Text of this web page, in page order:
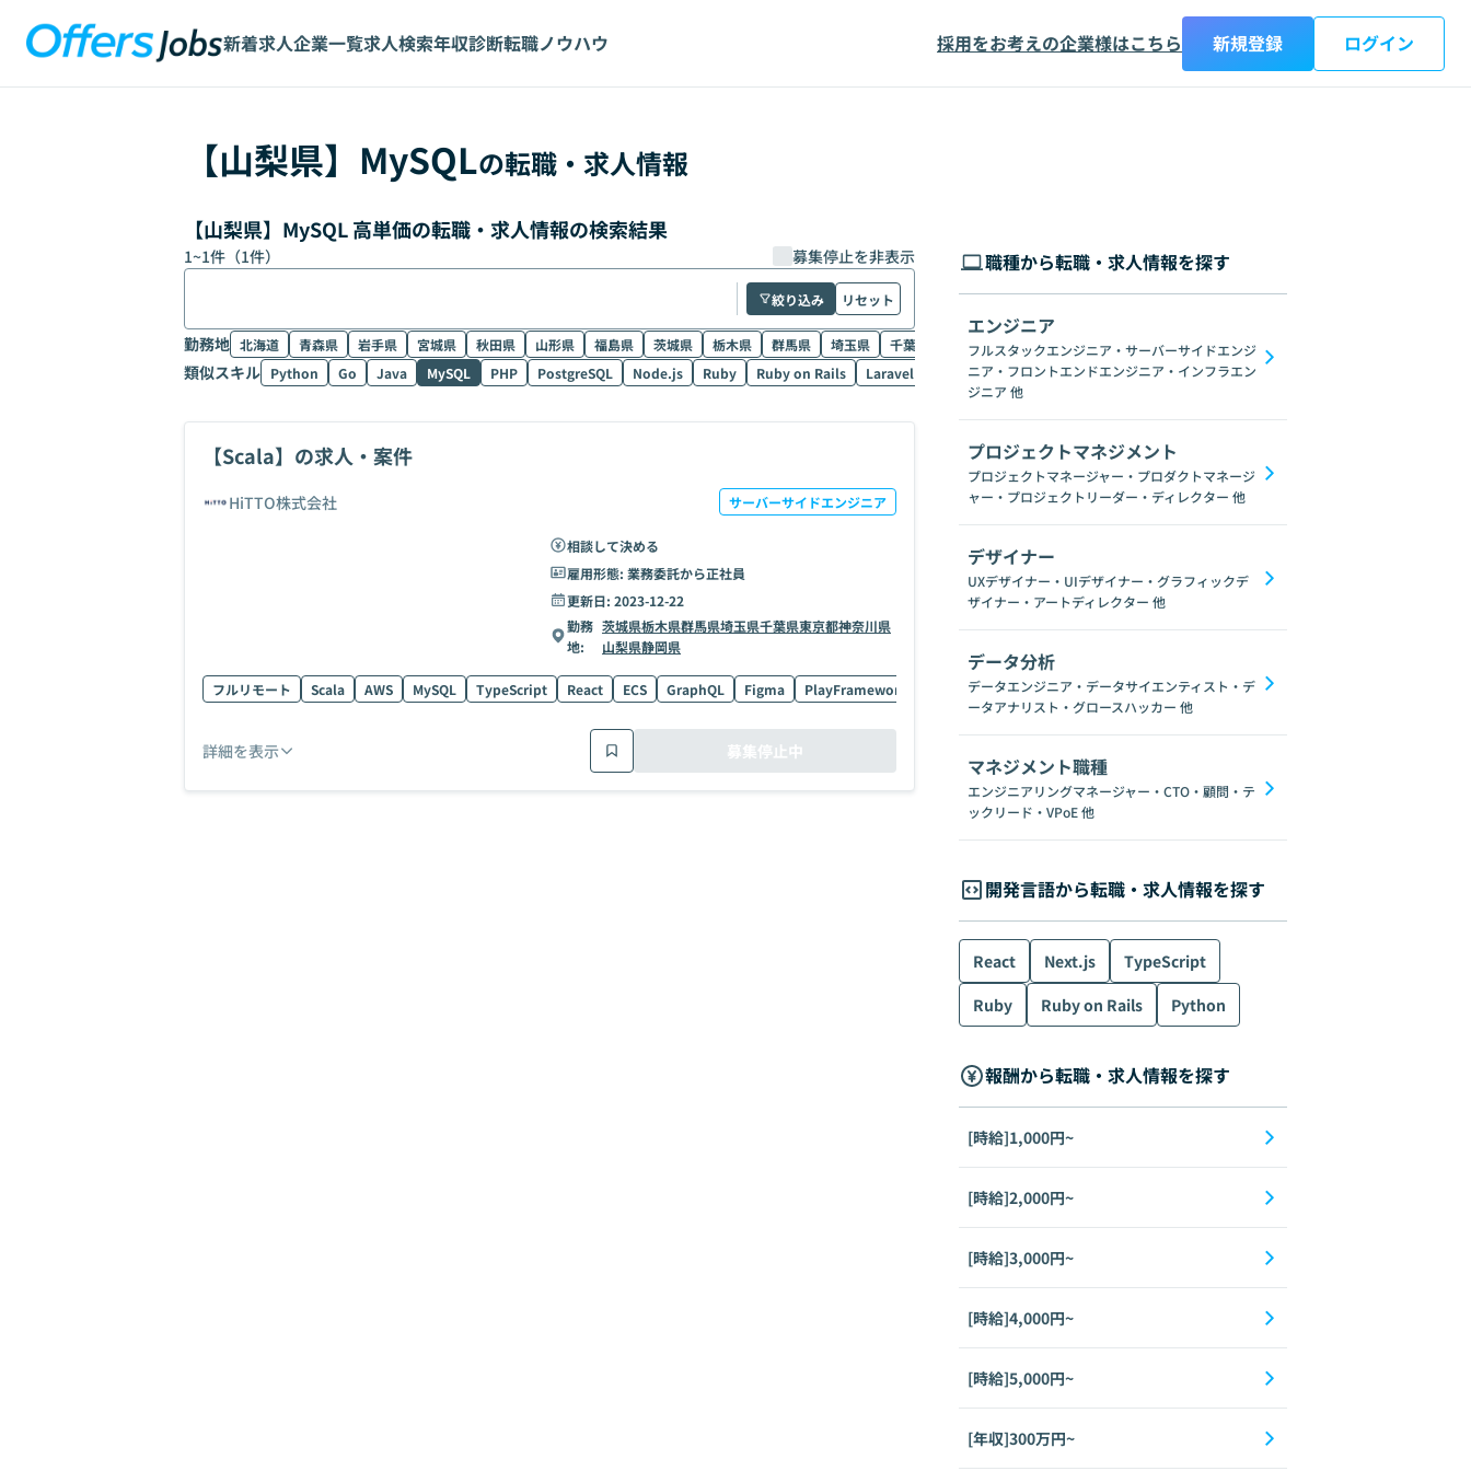
新着求人企業一覧求人検索年収診断転職ノウハウ 採用をお考えの企業様はこちら 新規登録 ログイン
【山梨県】 MySQLの転職・求人情報
【山梨県】MySQL 高単価の転職・求人情報の検索結果
1~1件（1件） 募集停止を非表示
絞り込み リセット
勤務地 北海道 青森県 岩手県 宮城県 秋田県 山形県 福島県 茨城県 栃木県 群馬県 埼玉県 千葉県 東京都 神奈川県 新潟県 富山県 石川県
類似スキル Python Go Java MySQL PHP PostgreSQL Node.js Ruby Ruby on Rails Laravel C# GraphQL SpringFramework Redis
【Scala】の求人・案件
HiTTO株式会社 サーバーサイドエンジニア
相談して決める
雇用形態: 業務委託から正社員
更新日: 2023-12-22
勤務
地:
茨城県栃木県群馬県埼玉県千葉県東京都神奈川県
山梨県静岡県
フルリモート Scala AWS MySQL TypeScript React ECS GraphQL Figma PlayFramework 機械学習 AI
詳細を表示 募集停止中
職種から転職・求人情報を探す
エンジニア
フルスタックエンジニア・サーバーサイドエンジ
ニア・フロントエンドエンジニア・インフラエン
ジニア 他
プロジェクトマネジメント
プロジェクトマネージャー・プロダクトマネージ
ャー・プロジェクトリーダー・ディレクター 他
デザイナー
UXデザイナー・UIデザイナー・グラフィックデ
ザイナー・アートディレクター 他
データ分析
データエンジニア・データサイエンティスト・デ
ータアナリスト・グロースハッカー 他
マネジメント職種
エンジニアリングマネージャー・CTO・顧問・テ
ックリード・VPoE他
開発言語から転職・求人情報を探す
React Next.js
TypeScript
Ruby
Ruby on Rails Python
報酬から転職・求人情報を探す
[時給]1,000円~
[時給]2,000円~
[時給]3,000円~
[時給]4,000円~
[時給]5,000円~
[年収]300万円~